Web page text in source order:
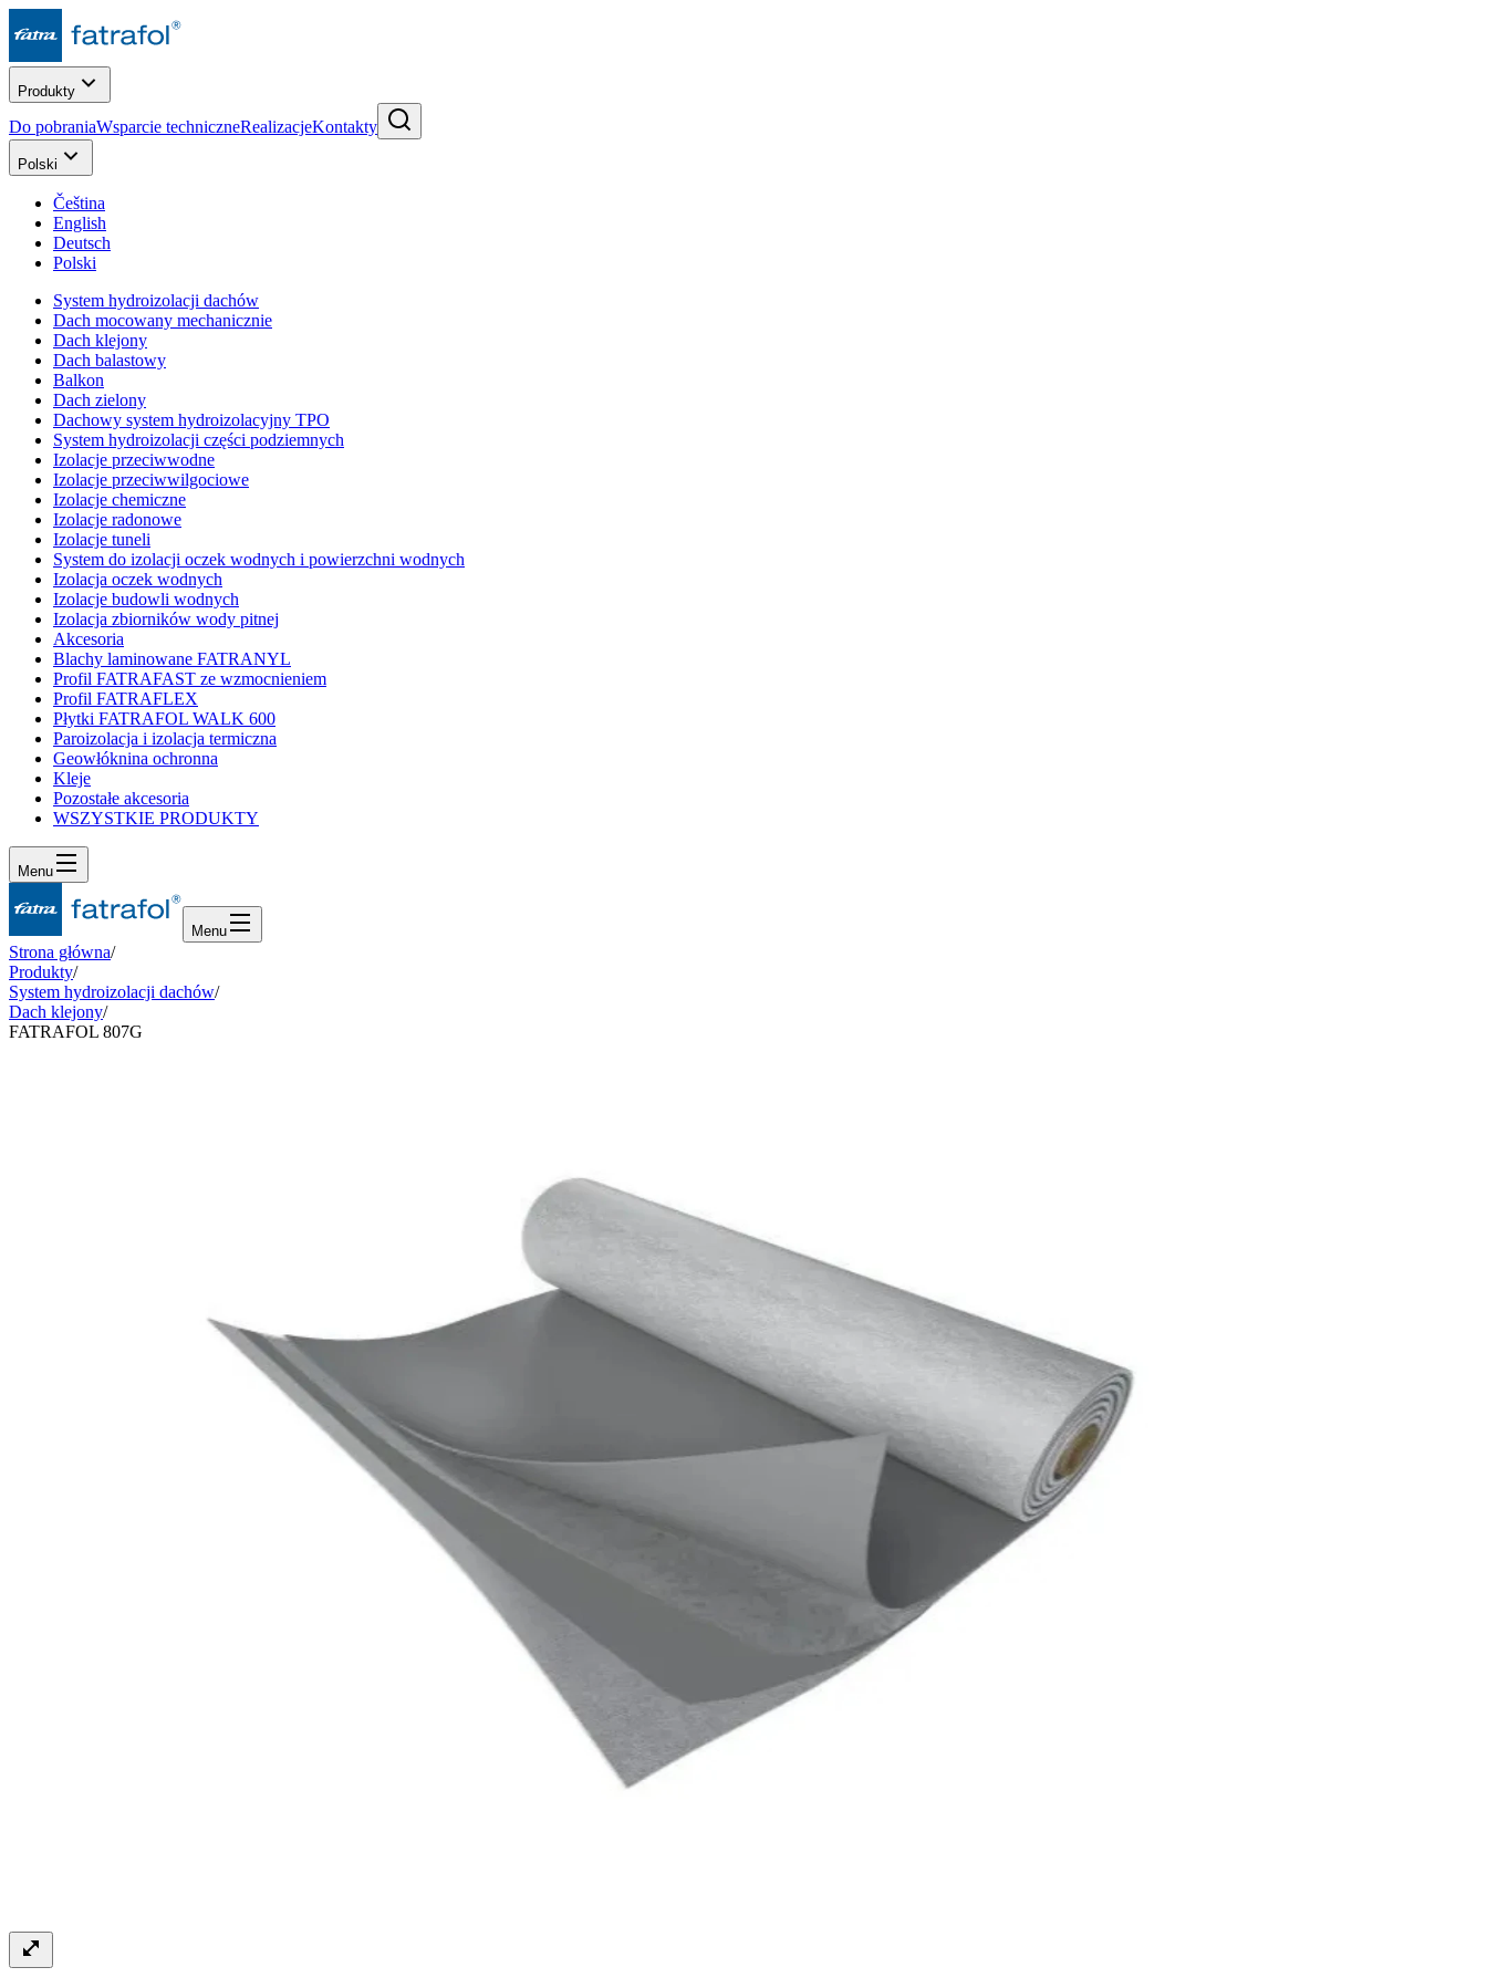
Produkty
Do pobraniaWsparcie techniczneRealizacjeKontakty
Polski
Čeština
English
Deutsch
Polski
System hydroizolacji dachów
Dach mocowany mechanicznie
Dach klejony
Dach balastowy
Balkon
Dach zielony
Dachowy system hydroizolacyjny TPO
System hydroizolacji części podziemnych
Izolacje przeciwwodne
Izolacje przeciwwilgociowe
Izolacje chemiczne
Izolacje radonowe
Izolacje tuneli
System do izolacji oczek wodnych i powierzchni wodnych
Izolacja oczek wodnych
Izolacje budowli wodnych
Izolacja zbiorników wody pitnej
Akcesoria
Blachy laminowane FATRANYL
Profil FATRAFAST ze wzmocnieniem
Profil FATRAFLEX
Płytki FATRAFOL WALK 600
Paroizolacja i izolacja termiczna
Geowłóknina ochronna
Kleje
Pozostałe akcesoria
WSZYSTKIE PRODUKTY
Menu
Menu
Strona główna/
Produkty/
System hydroizolacji dachów/
Dach klejony/
FATRAFOL 807G